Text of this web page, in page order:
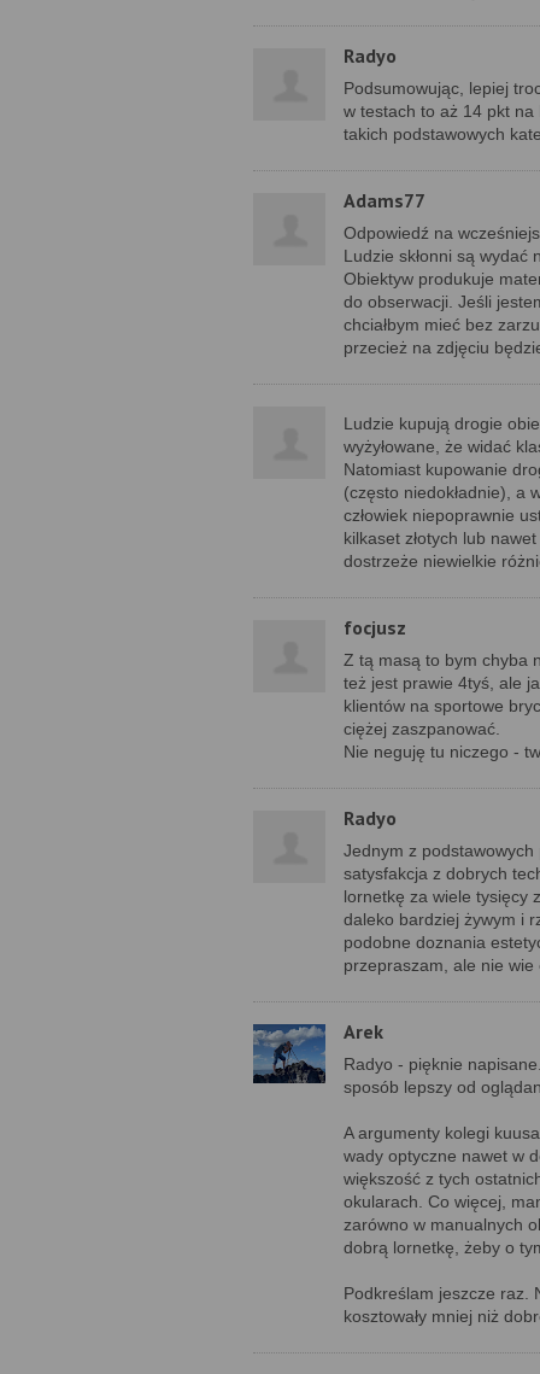
Radyo
Podsumowując, lepiej
w testach to aż 14 pkt na
takich podstawowych
Adams77
Odpowiedź na
Ludzie skłonni są
Obiektyw produkuje
do obserwacji. Jeśli
chciałbym mieć bez
przecież na zdjęciu
Ludzie kupują drogie
wyżyłowane, że widać
Natomiast kupowanie
(często niedokładnie), a
człowiek niepoprawnie
kilkaset złotych lub
dostrzeże niewielkie
focjusz
Z tą masą to bym chyba
też jest prawie 4tyś, ale
klientów na sportowe
ciężej zaszpanować.
Nie neguję tu niczego -
Radyo
Jednym z
satysfakcja z dobrych
lornetkę za wiele tysięcy
daleko bardziej żywym i
podobne doznania
przepraszam, ale nie wie
Arek
Radyo - pięknie
sposób lepszy od
A argumenty kolegi
wady optyczne nawet w
większość z tych
okularach. Co więcej,
zarówno w manualnych
dobrą lornetkę, żeby o
Podkreślam jeszcze raz.
kosztowały mniej niż